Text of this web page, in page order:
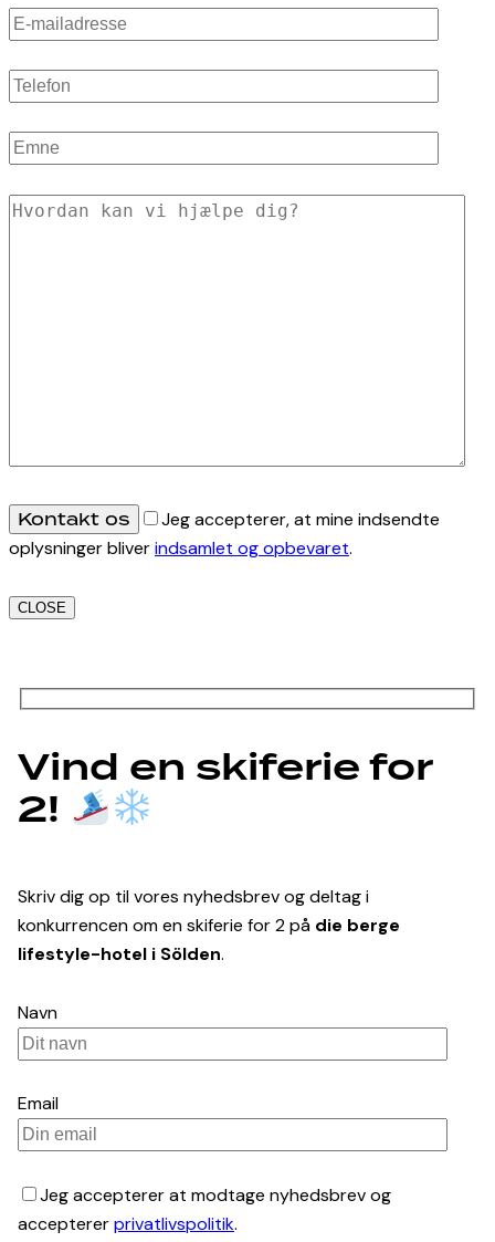
Jeg accepterer, at mine indsendte
oplysninger bliverindsamlet og opbevaret.
CLOSE
Vind en skiferie for
2!
Skriv dig op til vores nyhedsbrev og deltag i
konkurrencen om en skiferie for 2 på die berge
lifestyle-hotel i Sölden.
Navn
Email
Jeg accepterer at modtage nyhedsbrev og
acceptererprivatlivspolitik.